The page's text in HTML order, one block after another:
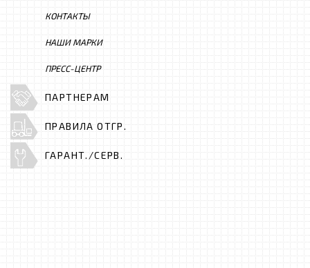
КОНТАКТЫ
НАШИ МАРКИ
ПРЕСС-ЦЕНТР
ПАРТНЕРАМ
ПРАВИЛА ОТГР.
ГАРАНТ./СЕРВ.